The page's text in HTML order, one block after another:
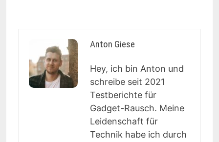
Anton Giese
Hey, ich bin Anton und
schreibe seit 2021
Testberichte für
Gadget-Rausch. Meine
Leidenschaft für
Technik habe ich durch